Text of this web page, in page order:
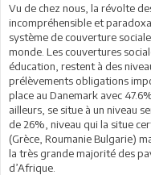
Vu de chez nous, la révolte
incompréhensible et
système de couverture
monde. Les couvertures
éducation, restent à des
prélèvements obligations
place au Danemark avec
ailleurs, se situe à un niveau
de 26%, niveau qui la situe
(Grèce, Roumanie Bulgarie)
la très grande majorité des
d’Afrique.